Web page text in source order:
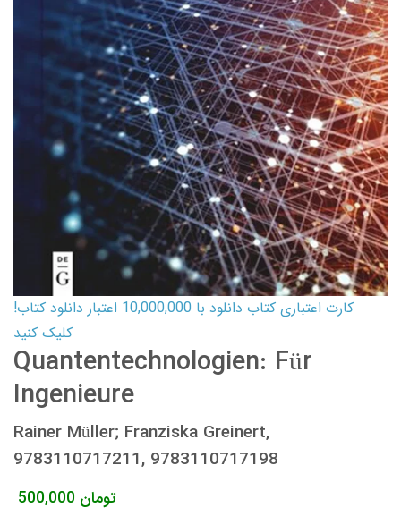
کارت اعتباری کتاب دانلود با 10,000,000 اعتبار دانلود کتاب!
کلیک کنید
Quantentechnologien: Für
Ingenieure
Rainer Müller; Franziska Greinert,
9783110717211, 9783110717198
500,000 تومان